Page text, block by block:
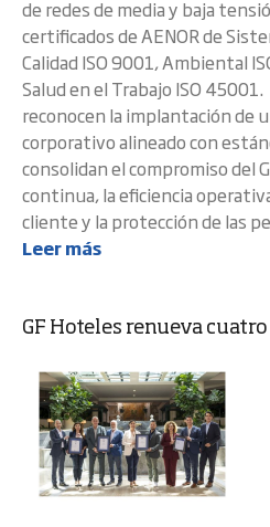
de redes de media y baja
certificados de AENOR de
Calidad ISO 9001, Ambiental
Salud en el Trabajo ISO
reconocen la implantación de
corporativo alineado con
consolidan el compromiso del
continua, la eficiencia
cliente y la protección de las
Leer más
GF Hoteles renueva